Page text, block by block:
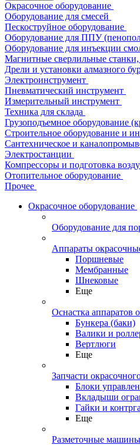
Окрасочное оборудование
Оборудование для смесей
Пескоструйное оборудование
Оборудование для ППУ
Оборудование для инъекции
Магнитные сверлильные станки,
Дрели и установки алмазного
Электроинструмент
Пневматический инструмент
Измерительный инструмент
Техника для склада
Грузоподъемное оборудование
Строительное оборудование и
Сантехническое и
Электростанции
Компрессоры и подготовка
Отопительное оборудование
Прочее
Окрасочное оборудование
Оборудование для
Аппараты
Поршневые
Мембранные
Шнековые
Еще
Оснастка аппаратов
Бункера (баки)
Валики и
Вертлюги
Еще
Запчасти
Блоки
Вкладыши
Гайки и
Еще
Разметочные машины